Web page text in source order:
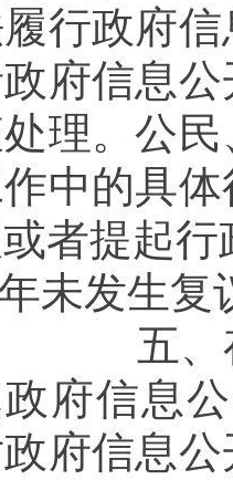
行政府
府信息
理。公民
中的具
者提起行
未发生复
五
府信息
府信息